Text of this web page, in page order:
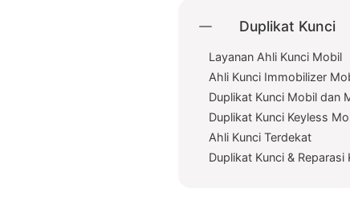
Duplikat Kunci
Layanan Ahli Kunci Mobil
Ahli Kunci Immobilizer
Duplikat Kunci Mobil dan
Duplikat Kunci Keyless
Ahli Kunci Terdekat
Duplikat Kunci & Reparasi